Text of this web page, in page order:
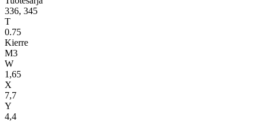
336, 345
T
0.75
Kierre
M3
W
1,65
X
7,7
Y
4,4